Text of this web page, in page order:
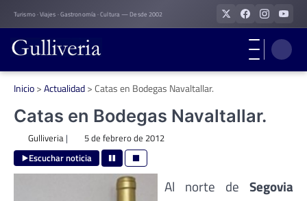
Skip
to
content
Turismo · Viajes · Gastronomía · Cultura — Desde 2002
Inicio>Actualidad>Catas en Bodegas Navaltallar.
Catas en Bodegas Navaltallar.
Gulliveria| 5 de febrero de 2012
Escuchar noticia
Al norte de Segovia